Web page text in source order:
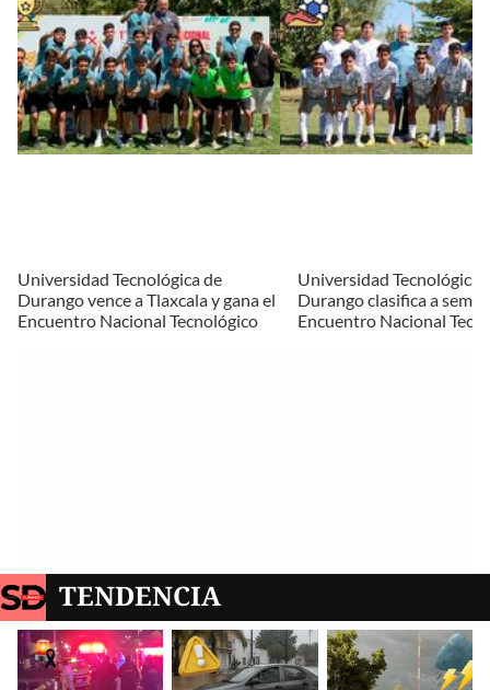
Universidad Tecnológica de
Durango vence a Tlaxcala y gana el
Encuentro Nacional Tecnológico
Universidad Tecnológica
Durango clasifica a
Encuentro Nacional
TENDENCIA